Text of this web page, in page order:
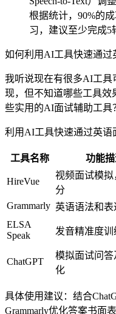
根据统计，90%的
习，建议至少完成5
如何利用AI工具快速通过
我听说现在有很多AI工具
现，但不知道哪些工具效
些实用的AI面试辅助工具
利用AI工具快速通过英语
工具名称 功能
HireVue
视频面试模拟
分
Grammarly 英语语法和表
ELSA
Speak
发音精准度训
ChatGPT
模拟面试问答
化
具体使用建议：结合
Grammarly优化答案书面